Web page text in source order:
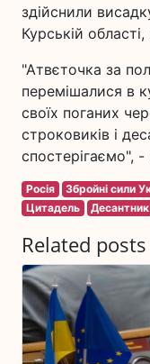
здійснили
Курській
"Атвєточка за
перемішалися в
своїх поганих
строковиків і
спостерігаємо", -
Росія Збройні сили
Цитадель
Десантник
Related posts